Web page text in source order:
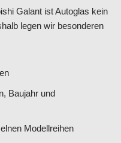
Galant ist Autoglas kein
legen wir besonderen
Baujahr und
Modellreihen